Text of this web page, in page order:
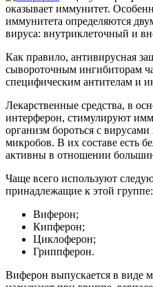
оказывает иммунитет.
иммунитета определяются
вируса: внутриклеточный и
Как правило, антивирусная
сывороточным ингибиторам
специфическим антителам и
Лекарственные средства, в
интерферон, стимулируют
организм бороться с
микробов. В их составе есть
активны в отношении
Чаще всего используют
принадлежащие к этой группе:
Виферон;
Кипферон;
Циклоферон;
Гриппферон.
Виферон выпускается в виде